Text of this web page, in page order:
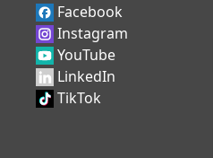
Facebook
Instagram
YouTube
LinkedIn
TikTok